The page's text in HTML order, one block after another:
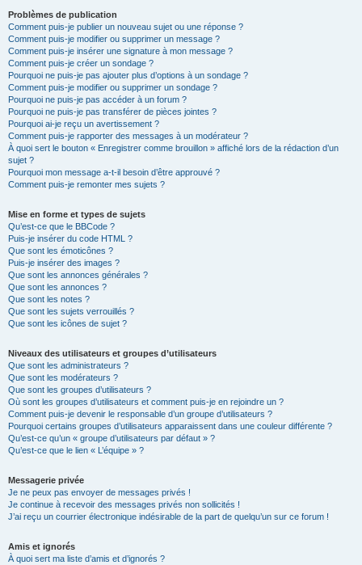
Problèmes de publication
Comment puis-je publier un nouveau sujet ou une réponse ?
Comment puis-je modifier ou supprimer un message ?
Comment puis-je insérer une signature à mon message ?
Comment puis-je créer un sondage ?
Pourquoi ne puis-je pas ajouter plus d’options à un sondage ?
Comment puis-je modifier ou supprimer un sondage ?
Pourquoi ne puis-je pas accéder à un forum ?
Pourquoi ne puis-je pas transférer de pièces jointes ?
Pourquoi ai-je reçu un avertissement ?
Comment puis-je rapporter des messages à un modérateur ?
À quoi sert le bouton « Enregistrer comme brouillon » affiché lors de la rédaction d’un
sujet ?
Pourquoi mon message a-t-il besoin d’être approuvé ?
Comment puis-je remonter mes sujets ?
Mise en forme et types de sujets
Qu’est-ce que le BBCode ?
Puis-je insérer du code HTML ?
Que sont les émoticônes ?
Puis-je insérer des images ?
Que sont les annonces générales ?
Que sont les annonces ?
Que sont les notes ?
Que sont les sujets verrouillés ?
Que sont les icônes de sujet ?
Niveaux des utilisateurs et groupes d’utilisateurs
Que sont les administrateurs ?
Que sont les modérateurs ?
Que sont les groupes d’utilisateurs ?
Où sont les groupes d’utilisateurs et comment puis-je en rejoindre un ?
Comment puis-je devenir le responsable d’un groupe d’utilisateurs ?
Pourquoi certains groupes d’utilisateurs apparaissent dans une couleur différente ?
Qu’est-ce qu’un « groupe d’utilisateurs par défaut » ?
Qu’est-ce que le lien « L’équipe » ?
Messagerie privée
Je ne peux pas envoyer de messages privés !
Je continue à recevoir des messages privés non sollicités !
J’ai reçu un courrier électronique indésirable de la part de quelqu’un sur ce forum !
Amis et ignorés
À quoi sert ma liste d’amis et d’ignorés ?